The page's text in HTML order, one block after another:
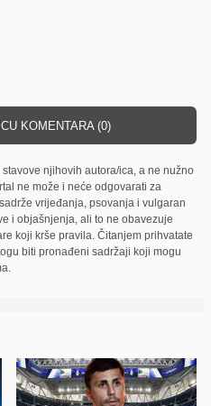
KOMENTARA (0)
njihovih autora/ica, a ne nužno
ne može i neće odgovarati za
vrijeđanja, psovanja i vulgaran
i objašnjenja, ali to ne obavezuje
koji krše pravila. Čitanjem prihvatate
biti pronađeni sadržaji koji mogu